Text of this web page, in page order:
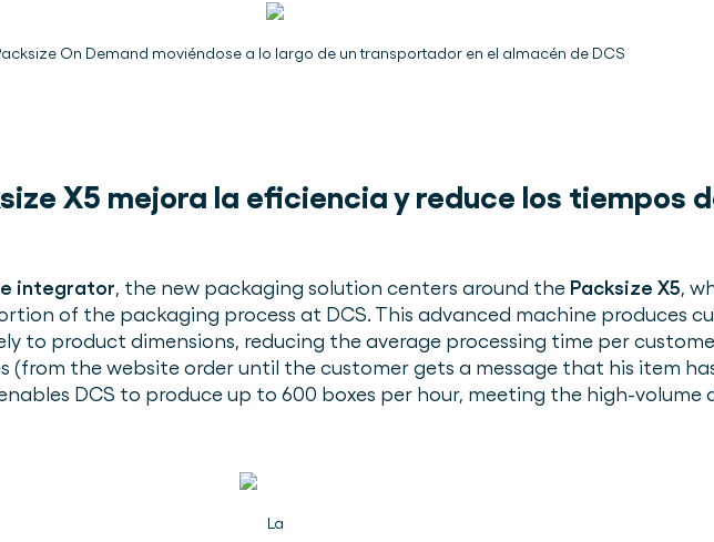
On Demand moviéndose a lo largo de un transportador en el almacén de DCS
X5 mejora la eficiencia y reduce los tiempos
integrator, the new packaging solution centers around the Packsize X5,
of the packaging process at DCS. This advanced machine produces
to product dimensions, reducing the average processing time per
(from the website order until the customer gets a message that his item
DCS to produce up to 600 boxes per hour, meeting the high-volume
La